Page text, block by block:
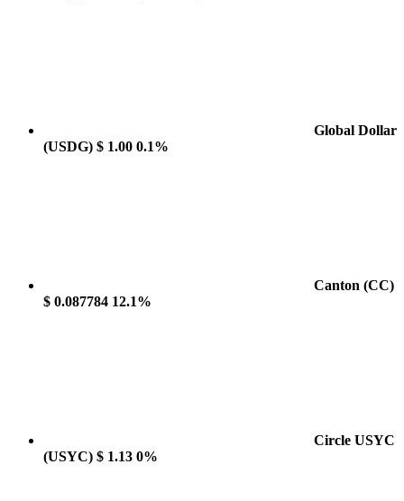
Global Dollar
(USDG) $ 1.00 0.1%
Canton (CC)
$ 0.087784 12.1%
Circle USYC
(USYC) $ 1.13 0%